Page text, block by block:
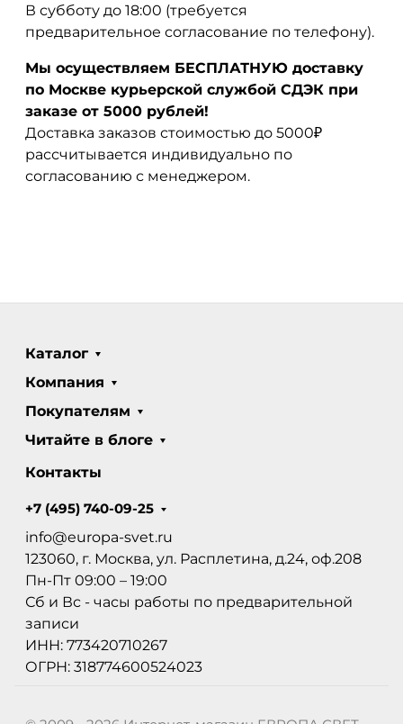
В субботу до 18:00 (требуется
предварительное согласование по телефону).
Мы осуществляем БЕСПЛАТНУЮ доставку
по Москве курьерской службой СДЭК при
заказе от 5000 рублей!
Доставка заказов стоимостью до 5000₽
рассчитывается индивидуально по
согласованию с менеджером.
Каталог
Компания
Покупателям
Читайте в блоге
Контакты
+7 (495) 740-09-25
info@europa-svet.ru
123060, г. Москва, ул. Расплетина, д.24, оф.208
Пн-Пт 09:00 – 19:00
Сб и Вс - часы работы по предварительной
записи
ИНН: 773420710267
ОГРН: 318774600524023